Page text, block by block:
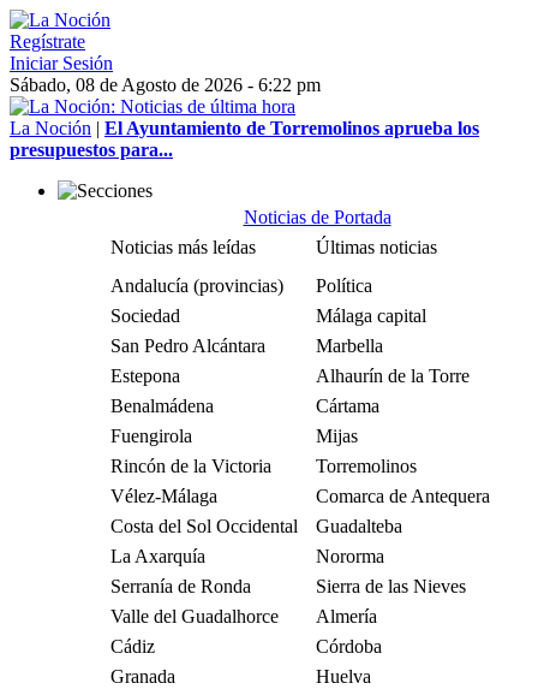
Regístrate
Iniciar Sesión
Sábado, 08 de Agosto de 2026 - 6:22 pm
La Noción | El Ayuntamiento de Torremolinos aprueba los
presupuestos para...
Noticias de Portada
Noticias más leídas
Últimas noticias
Andalucía (provincias)
Política
Sociedad
Málaga capital
San Pedro Alcántara
Marbella
Estepona
Alhaurín de la Torre
Benalmádena
Cártama
Fuengirola
Mijas
Rincón de la Victoria
Torremolinos
Vélez-Málaga
Comarca de Antequera
Costa del Sol Occidental
Guadalteba
La Axarquía
Nororma
Serranía de Ronda
Sierra de las Nieves
Valle del Guadalhorce
Almería
Cádiz
Córdoba
Granada
Huelva